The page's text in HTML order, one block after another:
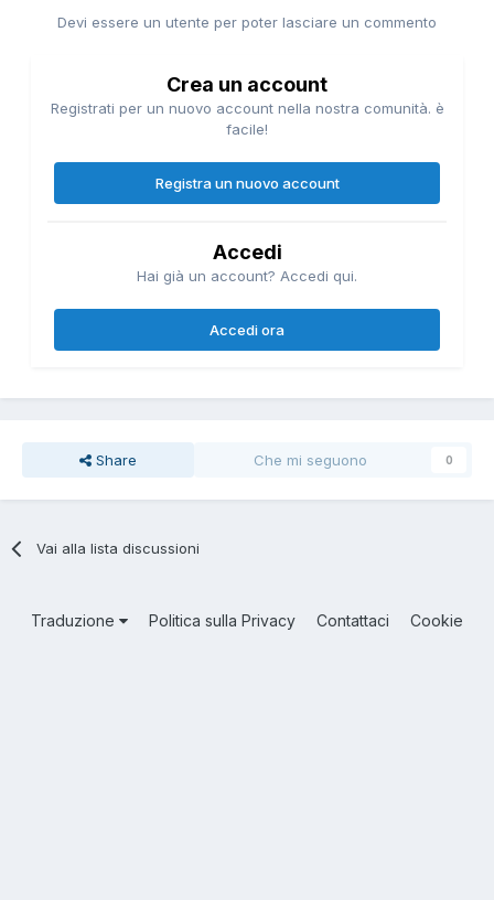
Devi essere un utente per poter lasciare un commento
Crea un account
Registrati per un nuovo account nella nostra comunità. è
facile!
Registra un nuovo account
Accedi
Hai già un account? Accedi qui.
Accedi ora
Share Che mi seguono 0
Vai alla lista discussioni
Traduzione Politica sulla Privacy Contattaci Cookie